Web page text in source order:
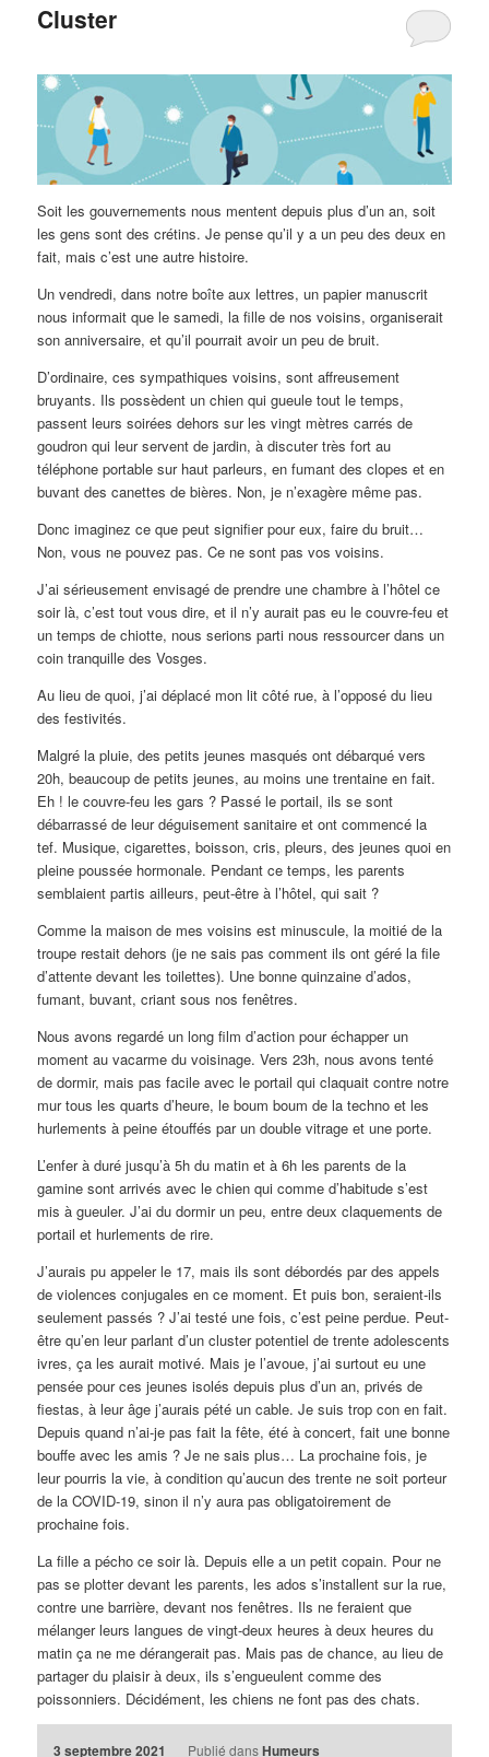
Cluster
Soit les gouvernements nous mentent depuis plus d’un an, soit
les gens sont des crétins. Je pense qu’il y a un peu des deux en
fait, mais c’est une autre histoire.
Un vendredi, dans notre boîte aux lettres, un papier manuscrit
nous informait que le samedi, la fille de nos voisins, organiserait
son anniversaire, et qu’il pourrait avoir un peu de bruit.
D’ordinaire, ces sympathiques voisins, sont affreusement
bruyants. Ils possèdent un chien qui gueule tout le temps,
passent leurs soirées dehors sur les vingt mètres carrés de
goudron qui leur servent de jardin, à discuter très fort au
téléphone portable sur haut parleurs, en fumant des clopes et en
buvant des canettes de bières. Non, je n’exagère même pas.
Donc imaginez ce que peut signifier pour eux, faire du bruit…
Non, vous ne pouvez pas. Ce ne sont pas vos voisins.
J’ai sérieusement envisagé de prendre une chambre à l’hôtel ce
soir là, c’est tout vous dire, et il n’y aurait pas eu le couvre-feu et
un temps de chiotte, nous serions parti nous ressourcer dans un
coin tranquille des Vosges.
Au lieu de quoi, j’ai déplacé mon lit côté rue, à l’opposé du lieu
des festivités.
Malgré la pluie, des petits jeunes masqués ont débarqué vers
20h, beaucoup de petits jeunes, au moins une trentaine en fait.
Eh ! le couvre-feu les gars ? Passé le portail, ils se sont
débarrassé de leur déguisement sanitaire et ont commencé la
tef. Musique, cigarettes, boisson, cris, pleurs, des jeunes quoi en
pleine poussée hormonale. Pendant ce temps, les parents
semblaient partis ailleurs, peut-être à l’hôtel, qui sait ?
Comme la maison de mes voisins est minuscule, la moitié de la
troupe restait dehors (je ne sais pas comment ils ont géré la file
d’attente devant les toilettes). Une bonne quinzaine d’ados,
fumant, buvant, criant sous nos fenêtres.
Nous avons regardé un long film d’action pour échapper un
moment au vacarme du voisinage. Vers 23h, nous avons tenté
de dormir, mais pas facile avec le portail qui claquait contre notre
mur tous les quarts d’heure, le boum boum de la techno et les
hurlements à peine étouffés par un double vitrage et une porte.
L’enfer à duré jusqu’à 5h du matin et à 6h les parents de la
gamine sont arrivés avec le chien qui comme d’habitude s’est
mis à gueuler. J’ai du dormir un peu, entre deux claquements de
portail et hurlements de rire.
J’aurais pu appeler le 17, mais ils sont débordés par des appels
de violences conjugales en ce moment. Et puis bon, seraient-ils
seulement passés ? J’ai testé une fois, c’est peine perdue. Peut-
être qu’en leur parlant d’un cluster potentiel de trente adolescents
ivres, ça les aurait motivé. Mais je l’avoue, j’ai surtout eu une
pensée pour ces jeunes isolés depuis plus d’un an, privés de
fiestas, à leur âge j’aurais pété un cable. Je suis trop con en fait.
Depuis quand n’ai-je pas fait la fête, été à concert, fait une bonne
bouffe avec les amis ? Je ne sais plus… La prochaine fois, je
leur pourris la vie, à condition qu’aucun des trente ne soit porteur
de la COVID-19, sinon il n’y aura pas obligatoirement de
prochaine fois.
La fille a pécho ce soir là. Depuis elle a un petit copain. Pour ne
pas se plotter devant les parents, les ados s’installent sur la rue,
contre une barrière, devant nos fenêtres. Ils ne feraient que
mélanger leurs langues de vingt-deux heures à deux heures du
matin ça ne me dérangerait pas. Mais pas de chance, au lieu de
partager du plaisir à deux, ils s’engueulent comme des
poissonniers. Décidément, les chiens ne font pas des chats.
3 septembre 2021 Publié dans Humeurs